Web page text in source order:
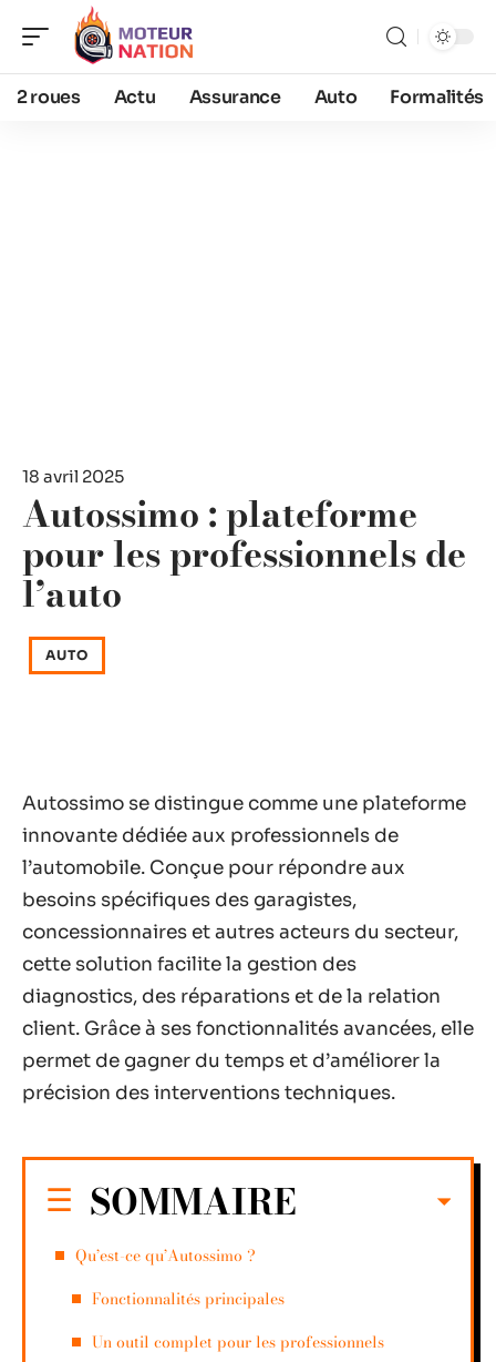
2 roues Actu Assurance Auto Formalités
18 avril 2025
Autossimo : plateforme
pour les professionnels de
l’auto
AUTO
Autossimo se distingue comme une plateforme
innovante dédiée aux professionnels de
l’automobile. Conçue pour répondre aux
besoins spécifiques des garagistes,
concessionnaires et autres acteurs du secteur,
cette solution facilite la gestion des
diagnostics, des réparations et de la relation
client. Grâce à ses fonctionnalités avancées, elle
permet de gagner du temps et d’améliorer la
précision des interventions techniques.
SOMMAIRE
Qu’est-ce qu’Autossimo ?
Fonctionnalités principales
Un outil complet pour les professionnels